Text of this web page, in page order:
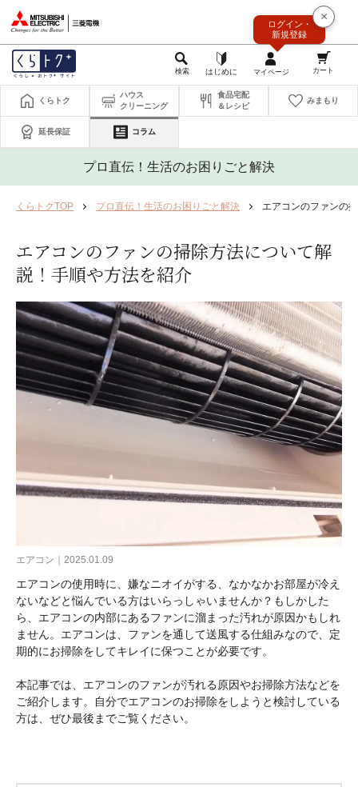
×
ログイン・
新規登録
くらトク
ハウス
クリーニング
食品宅配
＆レシピ
みまもり
延長保証 コラム
プロ直伝！生活のお困りごと解決
くらトクTOP プロ直伝！生活のお困りごと解決 エアコンのファンの
エアコンのファンの掃除方法について解
説！手順や方法を紹介
エアコン｜2025.01.09
エアコンの使用時に、嫌なニオイがする、なかなかお部屋が冷え
ないなどと悩んでいる方はいらっしゃいませんか？もしかした
ら、エアコンの内部にあるファンに溜まった汚れが原因かもしれ
ません。エアコンは、ファンを通して送風する仕組みなので、定
期的にお掃除をしてキレイに保つことが必要です。
本記事では、エアコンのファンが汚れる原因やお掃除方法などを
ご紹介します。自分でエアコンのお掃除をしようと検討している
方は、ぜひ最後までご覧ください。